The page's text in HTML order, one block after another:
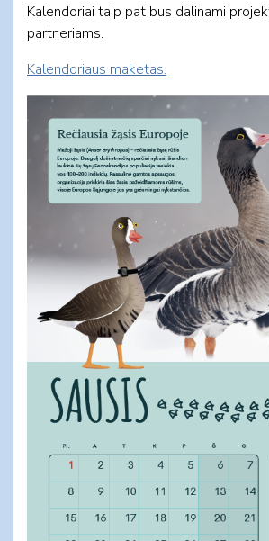
Kalendoriai taip pat bus dalinami
partneriams.
Kalendoriaus maketas.